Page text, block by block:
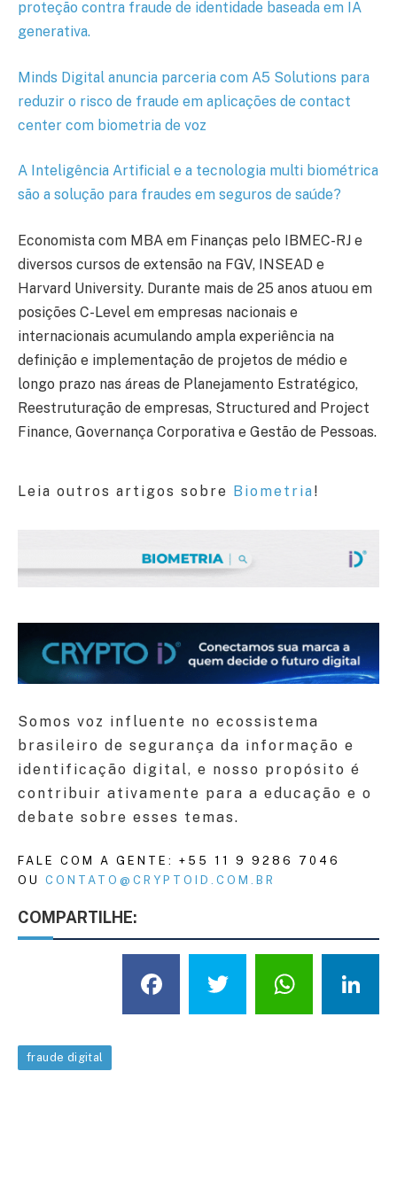
proteção contra fraude de identidade baseada em IA
generativa.
Minds Digital anuncia parceria com A5 Solutions para
reduzir o risco de fraude em aplicações de contact
center com biometria de voz
A Inteligência Artificial e a tecnologia multi biométrica
são a solução para fraudes em seguros de saúde?
Economista com MBA em Finanças pelo IBMEC-RJ e
diversos cursos de extensão na FGV, INSEAD e
Harvard University. Durante mais de 25 anos atuou em
posições C-Level em empresas nacionais e
internacionais acumulando ampla experiência na
definição e implementação de projetos de médio e
longo prazo nas áreas de Planejamento Estratégico,
Reestruturação de empresas, Structured and Project
Finance, Governança Corporativa e Gestão de Pessoas.
Leia outros artigos sobre Biometria!
Somos voz influente no ecossistema
brasileiro de segurança da informação e
identificação digital, e nosso propósito é
contribuir ativamente para a educação e o
debate sobre esses temas.
FALE COM A GENTE: +55 11 9 9286 7046
OU CONTATO@CRYPTOID.COM.BR
COMPARTILHE:
Facebook
Twitter
fraude digital